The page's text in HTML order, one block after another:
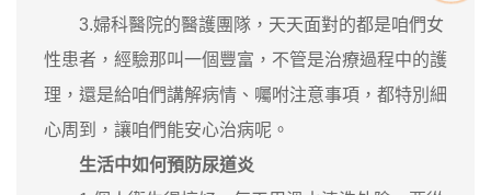
3.婦科醫院的醫護團隊，天天面對的都是咱們女
性患者，經驗那叫一個豐富，不管是治療過程中的護
理，還是給咱們講解病情、囑咐注意事項，都特別細
心周到，讓咱們能安心治病呢。
生活中如何預防尿道炎